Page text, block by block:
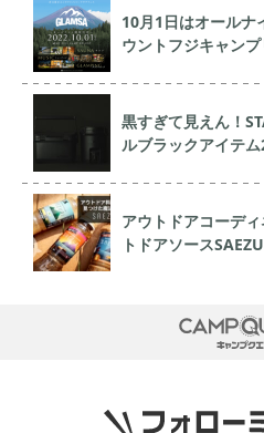
10月1日はオールナ
ウントフジキャン
黒すぎて見えん！
ルブラックアイテ
アウトドアコーデ
トドアソース
CAMP